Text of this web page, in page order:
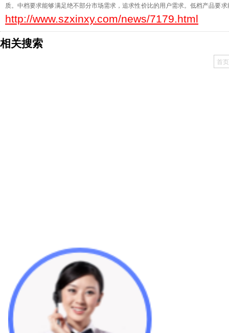
质。中档要求能够满足绝不部分市场需求，追求性价比的用户需求。低档产品要
注重价格的用户。简易区分这三档有一下三个方式：（1）看
http://www.szxinxy.com/news/7179.html
相关搜索
首页